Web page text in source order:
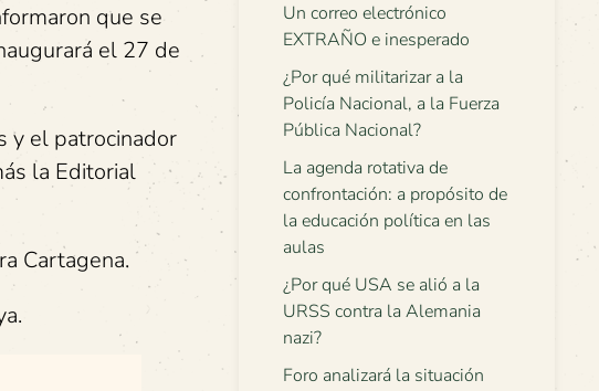
que se
el 27 de
y el patrocinador
la Editorial
Cartagena.
Un correo electrónico
EXTRAÑO e inesperado
¿Por qué militarizar a la
Policía Nacional, a la Fuerza
Pública Nacional?
La agenda rotativa de
confrontación: a propósito de
la educación política en las
aulas
¿Por qué USA se alió a la
URSS contra la Alemania
nazi?
Foro analizará la situación